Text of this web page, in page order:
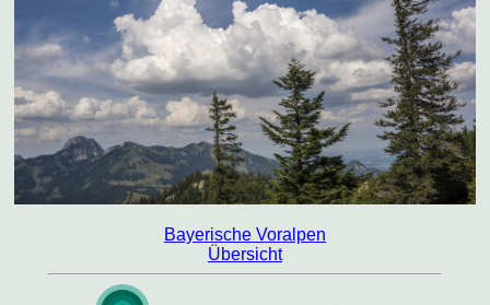
Bayerische Voralpen
Übersicht